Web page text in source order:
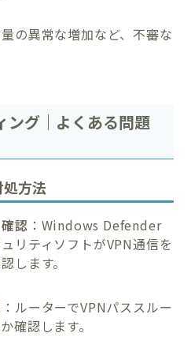
量の異常な増加など、不審な
ング｜よくある問題
方法
認 ：Windows Defender
リティソフトがVPN通信を
します。
：ルーターでVPNパススルー
確認します。